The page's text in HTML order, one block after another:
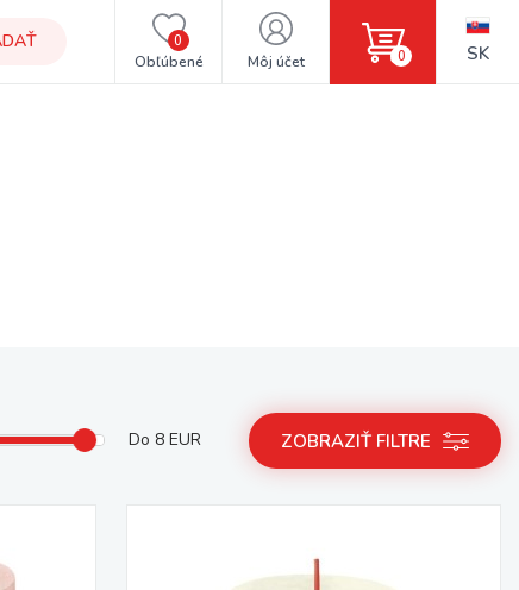
Obľúbené
0
Môj účet 0 SK
Do 8 EUR ZOBRAZIŤ FILTRE